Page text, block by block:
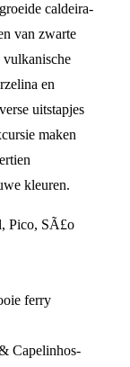
caldeira-
van zwarte
vulkanische
en
uitstapjes
maken
kleuren.
Pico, SÃ£o
ferry
Capelinhos-